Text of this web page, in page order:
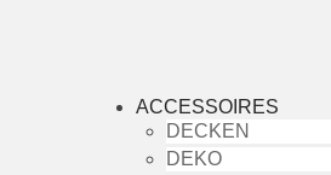
ACCESSOIRES
DECKEN
DEKO